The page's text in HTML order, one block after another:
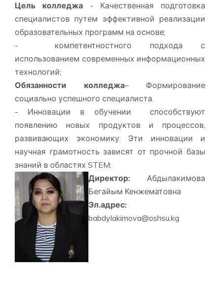
Цель колледжа - Качественная подготовка
специалистов путем эффективной реализации
образовательных программ на основе;
- компетентностного подхода с
использованием современных информационных
технологий;
Обязанности колледжа– Формирование
социально успешного специалиста.
- Инновации в обучении способствуют
появлению новых продуктов и процессов,
развивающих экономику. Эти инновации и
научная грамотность зависят от прочной базы
знаний в областях STEM;
Директор: Абдылакимова
Бегайым Кенжематовна
Эл.адрес:
babdylakimova@oshsu.kg